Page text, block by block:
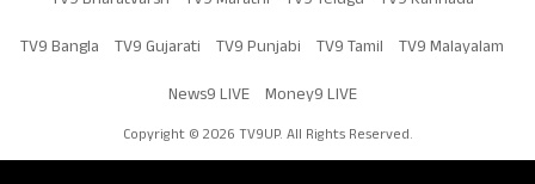
TV9 Bangla TV9 Gujarati TV9 Punjabi TV9 Tamil TV9 Malayalam
News9 LIVE Money9 LIVE
Copyright © 2026 TV9UP. All Rights Reserved.